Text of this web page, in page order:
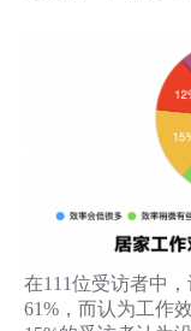
在111位受访者中
61%，而认为工作